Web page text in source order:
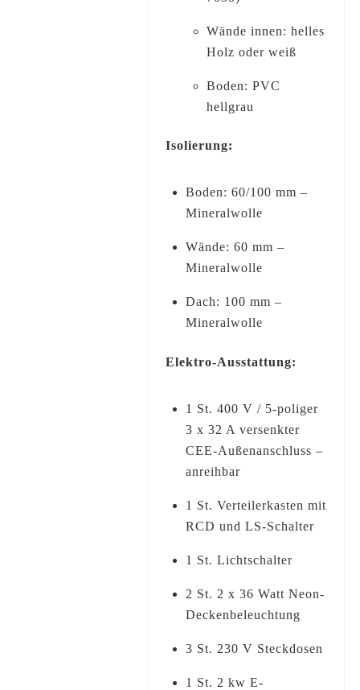
Wände innen: helles
Holz oder weiß
Boden: PVC
hellgrau
Isolierung:
Boden: 60/100 mm –
Mineralwolle
Wände: 60 mm –
Mineralwolle
Dach: 100 mm –
Mineralwolle
Elektro-Ausstattung:
1 St. 400 V / 5-poliger
3 x 32 A versenkter
CEE-Außenanschluss –
anreihbar
1 St. Verteilerkasten mit
RCD und LS-Schalter
1 St. Lichtschalter
2 St. 2 x 36 Watt Neon-
Deckenbeleuchtung
3 St. 230 V Steckdosen
1 St. 2 kw E-